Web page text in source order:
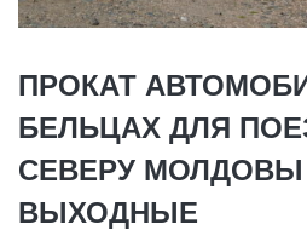
ПРОКАТ
БЕЛЬЦАХ ДЛЯ
СЕВЕРУ
ВЫХОДНЫЕ